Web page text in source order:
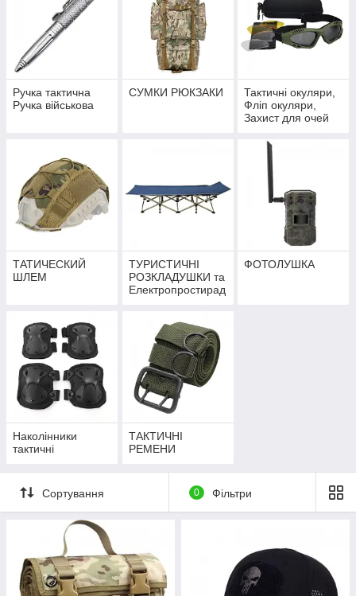
Ручка тактична
Ручка військова
СУМКИ РЮКЗАКИ
Тактичні окуляри,
Фліп окуляри,
Захист для очей
ТАТИЧЕСКИЙ
ШЛЕМ
ТУРИСТИЧНІ
РОЗКЛАДУШКИ та
Електропростирад
ФОТОЛУШКА
Наколінники
тактичні
ТАКТИЧНІ
РЕМЕНИ
Сортування 0 Фільтри